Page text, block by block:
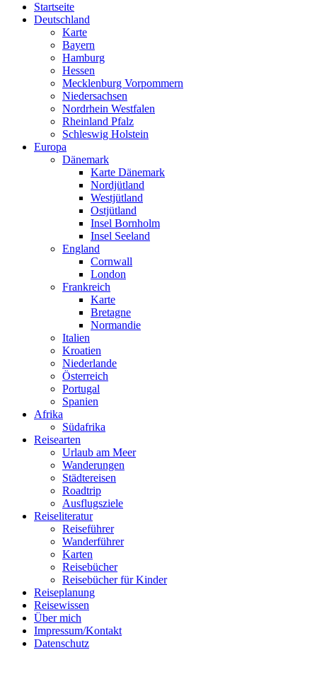
Follow me on Instagram
Startseite
Deutschland
Karte
Bayern
Hamburg
Hessen
Mecklenburg Vorpommern
Niedersachsen
Nordrhein Westfalen
Rheinland Pfalz
Schleswig Holstein
Europa
Dänemark
Karte Dänemark
Nordjütland
Westjütland
Ostjütland
Insel Bornholm
Insel Seeland
England
Cornwall
London
Frankreich
Karte
Bretagne
Normandie
Italien
Kroatien
Niederlande
Österreich
Portugal
Spanien
Afrika
Südafrika
Reisearten
Urlaub am Meer
Wanderungen
Städtereisen
Roadtrip
Ausflugsziele
Reiseliteratur
Reiseführer
Wanderführer
Karten
Reisebücher
Reisebücher für Kinder
Reiseplanung
Reisewissen
Über mich
Impressum/Kontakt
Datenschutz